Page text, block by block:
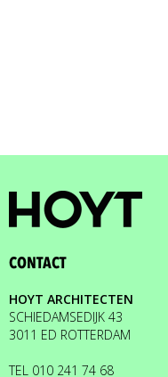
CONTACT
HOYT ARCHITECTEN
SCHIEDAMSEDIJK 43
3011 ED ROTTERDAM
TEL 010 241 74 68